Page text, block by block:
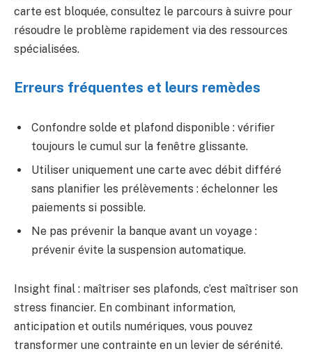
carte est bloquée, consultez le parcours à suivre pour
résoudre le problème rapidement via des ressources
spécialisées.
Erreurs fréquentes et leurs remèdes
Confondre solde et plafond disponible : vérifier
toujours le cumul sur la fenêtre glissante.
Utiliser uniquement une carte avec débit différé
sans planifier les prélèvements : échelonner les
paiements si possible.
Ne pas prévenir la banque avant un voyage :
prévenir évite la suspension automatique.
Insight final : maîtriser ses plafonds, c’est maîtriser son
stress financier. En combinant information,
anticipation et outils numériques, vous pouvez
transformer une contrainte en un levier de sérénité.